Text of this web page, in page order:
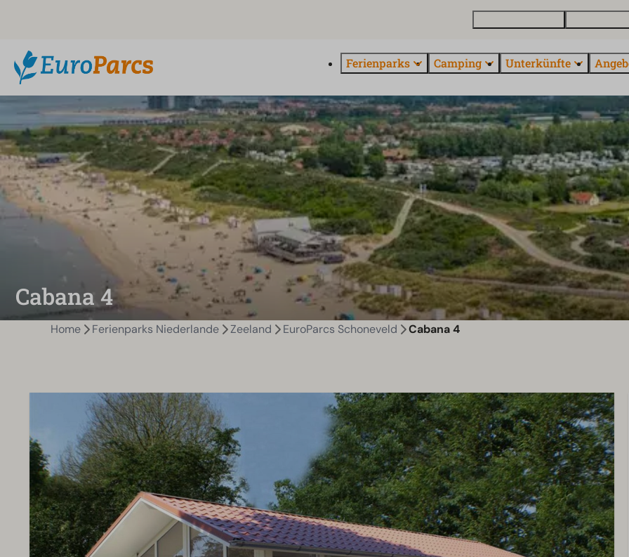
Ferienparks Camping Unterkünfte
Cabana 4
Home Ferienparks Niederlande Zeeland EuroParcs Schoneveld Cabana 4